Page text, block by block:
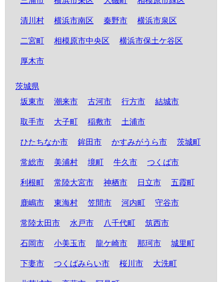
清川村 横浜市南区 秦野市 横浜市泉区
二宮町 相模原市中央区 横浜市保土ケ谷区
厚木市
茨城県
坂東市
潮来市 古河市 行方市 結城市
取手市 大子町 稲敷市 土浦市
ひたちなか市 鉾田市 かすみがうら市 茨城町
常総市 美浦村 境町 牛久市 つくば市
利根町 常陸大宮市 神栖市 日立市 五霞町
鹿嶋市 東海村 笠間市 河内町 守谷市
常陸太田市 水戸市 八千代町 筑西市
石岡市 小美玉市 龍ケ崎市 那珂市 城里町
下妻市 つくばみらい市 桜川市 大洗町